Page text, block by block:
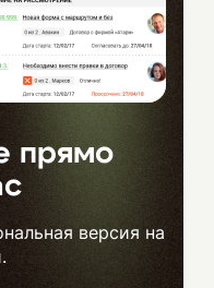
прямо
версия на